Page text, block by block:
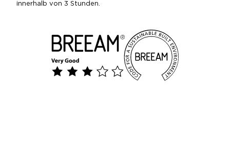
innerhalb von 3 Stunden.